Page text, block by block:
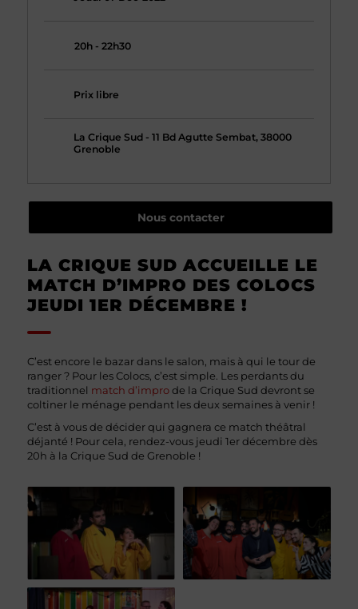
20h - 22h30
Prix libre
La Crique Sud - 11 Bd Agutte Sembat, 38000
Grenoble
Nous contacter
LA CRIQUE SUD ACCUEILLE LE
MATCH D’IMPRO DES COLOCS
JEUDI 1ER DÉCEMBRE !
C’est encore le bazar dans le salon, mais à qui le tour de
ranger ? Pour les Colocs, c’est simple. Les perdants du
traditionnel match d’improde la Crique Sud devront se
coltiner le ménage pendant les deux semaines à venir !
C’est à vous de décider qui gagnera ce match théâtral
déjanté ! Pour cela, rendez-vous jeudi 1er décembre dès
20h à la Crique Sud de Grenoble !